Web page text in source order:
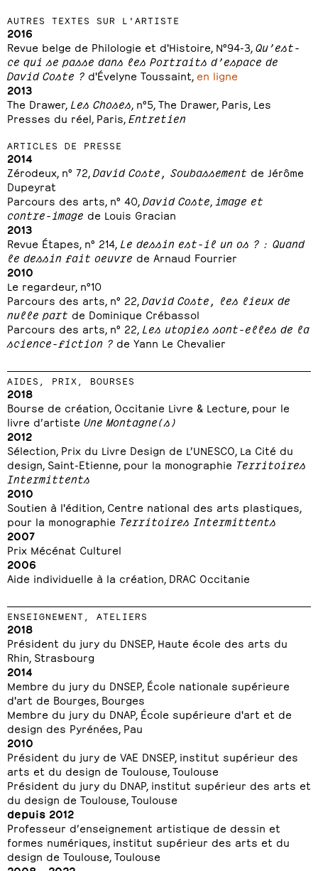
AUTRES TEXTES SUR L'ARTISTE
2016
Revue belge de Philologie et d'Histoire, N°94-3, Qu’est-
ce qui se passe dans les Portraits d’espace de
David Coste ? d'Évelyne Toussaint, en ligne
2013
The Drawer, Les Choses , n°5, The Drawer, Paris, Les
Presses du réel, Paris, Entretien
ARTICLES DE PRESSE
2014
Zérodeux, n° 72, David Coste, Soubassement de Jérôme
Dupeyrat
Parcours des arts, n° 40, David Coste image et
contre-image de Louis Gracian
2013
Revue Étapes, n° 214, Le dessin est-il un os ? : Quand
le dessin fait oeuvre de Arnaud Fourrier
2010
Le regardeur, n°10
Parcours des arts, n° 22, David Coste, les lieux de
nulle part de Dominique Crébassol
Parcours des arts, n° 22, Les utopies sont-elles de la
science-fiction ? de Yann Le Chevalier
AIDES, PRIX, BOURSES
2018
Bourse de création, Occitanie Livre & Lecture, pour le
livre d’artiste Une Montagne(s)
2012
Sélection, Prix du Livre Design de L’UNESCO, La Cité du
design, Saint-Etienne, pour la monographie Territoires
Intermittents
2010
Soutien à l'édition, Centre national des arts plastiques,
pour la monographie Territoires Intermittents
2007
Prix Mécénat Culturel
2006
Aide individuelle à la création, DRAC Occitanie
ENSEIGNEMENT, ATELIERS
2018
Président du jury du DNSEP, Haute école des arts du
Rhin, Strasbourg
2014
Membre du jury du DNSEP, École nationale supérieure
d'art de Bourges, Bourges
Membre du jury du DNAP, École supérieure d'art et de
design des Pyrénées, Pau
2010
Président du jury de VAE DNSEP, institut supérieur des
arts et du design de Toulouse, Toulouse
Président du jury du DNAP, institut supérieur des arts et
du design de Toulouse, Toulouse
depuis 2012
Professeur d’enseignement artistique de dessin et
formes numériques, institut supérieur des arts et du
design de Toulouse, Toulouse